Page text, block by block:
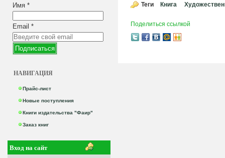
Имя *
Email *
НАВИГАЦИЯ
Прайс-лист
Новые поступления
Книги издательства "Фаир"
Заказ книг
Вход на сайт
Теги Книга
Поделиться ссылкой